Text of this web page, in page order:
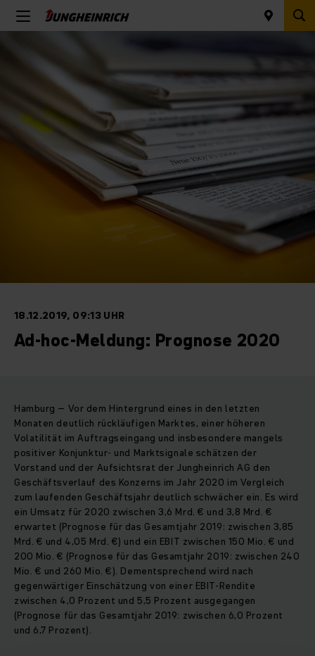
18.12.2019, 09:13 UHR
Ad-hoc-Meldung: Prognose 2020
Hamburg – Vor dem Hintergrund eines in den letzten
Monaten deutlich rückläufigen Marktes, einer höheren
Volatilität im Auftragseingang und insbesondere mangels
positiver Konjunktur- und Marktsignale schätzen der
Vorstand und der Aufsichtsrat der Jungheinrich AG den
Geschäftsverlauf des Konzerns im Jahr 2020 im Vergleich
zum laufenden Geschäftsjahr deutlich schwächer ein. Es wird
ein Umsatz für 2020 zwischen 3,6 Mrd. € und 3,8 Mrd. €
erwartet (Prognose für das Gesamtjahr 2019: zwischen 3,85
Mrd. € und 4,05 Mrd. €) und ein EBIT zwischen 150 Mio. € und
200 Mio. € (Prognose für das Gesamtjahr 2019: zwischen 240
Mio. € und 260 Mio. €). Dementsprechend wird nach
gegenwärtiger Einschätzung von einer EBIT-Rendite
zwischen 4,0 Prozent und 5,5 Prozent ausgegangen
(Prognose für das Gesamtjahr 2019: zwischen 6,0 Prozent
und 6,7 Prozent).